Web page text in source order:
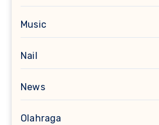
Music
Nail
News
Olahraga